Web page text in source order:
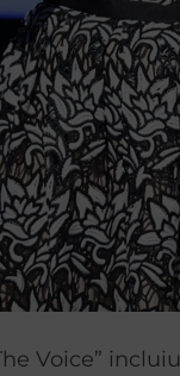
Voice” incluiu